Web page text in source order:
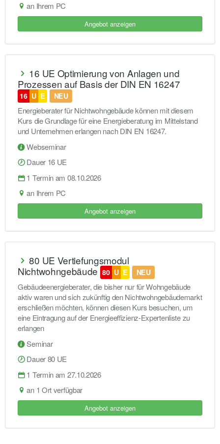
an Ihrem PC
Angebot anzeigen
16 UE Optimierung von Anlagen und
Prozessen auf Basis der DIN EN 16247
16 U E NEU
Energieberater für Nichtwohngebäude können mit diesem
Kurs die Grundlage für eine Energieberatung im Mittelstand
und Unternehmen erlangen nach DIN EN 16247.
Webseminar
Dauer 16 UE
1 Termin am 08.10.2026
an Ihrem PC
Angebot anzeigen
80 UE Vertiefungsmodul
Nichtwohngebäude 80 U E NEU
Gebäudeenergieberater, die bisher nur für Wohngebäude
aktiv waren und sich zukünftig den Nichtwohngebäudemarkt
erschließen möchten, können diesen Kurs besuchen, um
eine Eintragung auf der Energieeffizienz-Expertenliste zu
erlangen
Seminar
Dauer 80 UE
1 Termin am 27.10.2026
an 1 Ort verfügbar
Angebot anzeigen